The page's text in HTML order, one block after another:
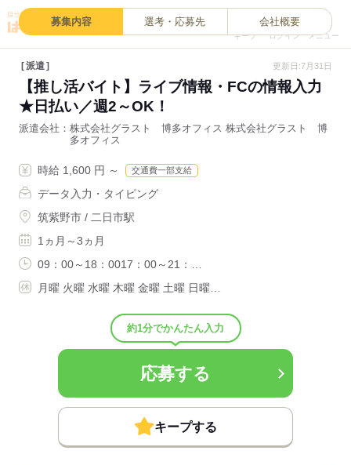
キープ ログイン メニュー
募集内容 選考・応募先 会社概要
派遣 更新日:7月31日
【推し活バイト】ライブ情報・FCの情報入力
★日払い／週2～OK！
派遣会社
株式会社グラスト 博多オフィス 株式会社グラスト 博
多オフィス
時給 1,600 円 ～ 交通費一部支給
データ入力・タイピング
筑紫野市 / 二日市駅
1ヵ月～3ヵ月
09：00～18：0017：00～21：…
月曜 火曜 水曜 木曜 金曜 土曜 日曜…
約1分でかんたん入力
応募する
キープする